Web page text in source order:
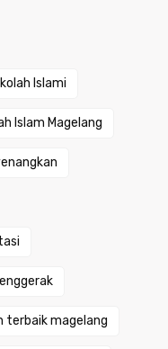
Islami
Islam Magelang
terbaik magelang